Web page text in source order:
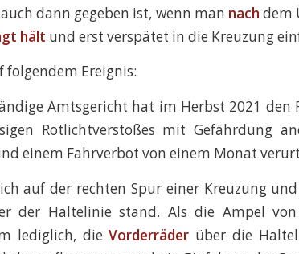
dann gegeben ist, wenn man nach dem
hält und erst verspätet in die Kreuzung
folgendem Ereignis:
Amtsgericht hat im Herbst 2021 den
Rotlichtverstoßes mit Gefährdung
einem Fahrverbot von einem Monat
auf der rechten Spur einer Kreuzung
der Haltelinie stand. Als die Ampel
lediglich, dieVorderräder über die